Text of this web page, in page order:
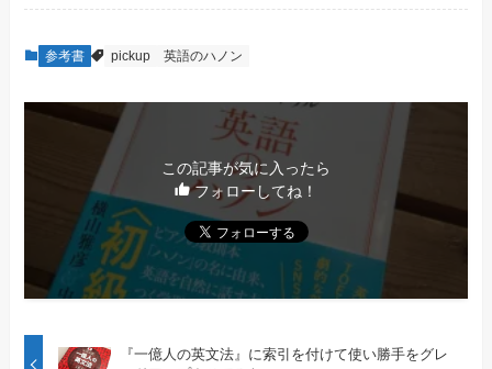
参考書 pickup 英語のハノン
この記事が気に入ったら
フォローしてね！
『一億人の英文法』に索引を付けて使い勝手をグレ